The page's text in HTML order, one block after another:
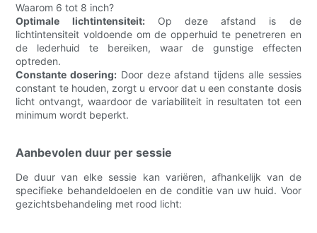
Waarom 6 tot 8 inch?
Optimale lichtintensiteit:Op deze afstand is de
lichtintensiteit voldoende om de opperhuid te penetreren en
de lederhuid te bereiken, waar de gunstige effecten
optreden.
Constante dosering: Door deze afstand tijdens alle sessies
constant te houden, zorgt u ervoor dat u een constante dosis
licht ontvangt, waardoor de variabiliteit in resultaten tot een
minimum wordt beperkt.
Aanbevolen duur per sessie
De duur van elke sessie kan variëren, afhankelijk van de
specifieke behandeldoelen en de conditie van uw huid. Voor
gezichtsbehandeling met rood licht: